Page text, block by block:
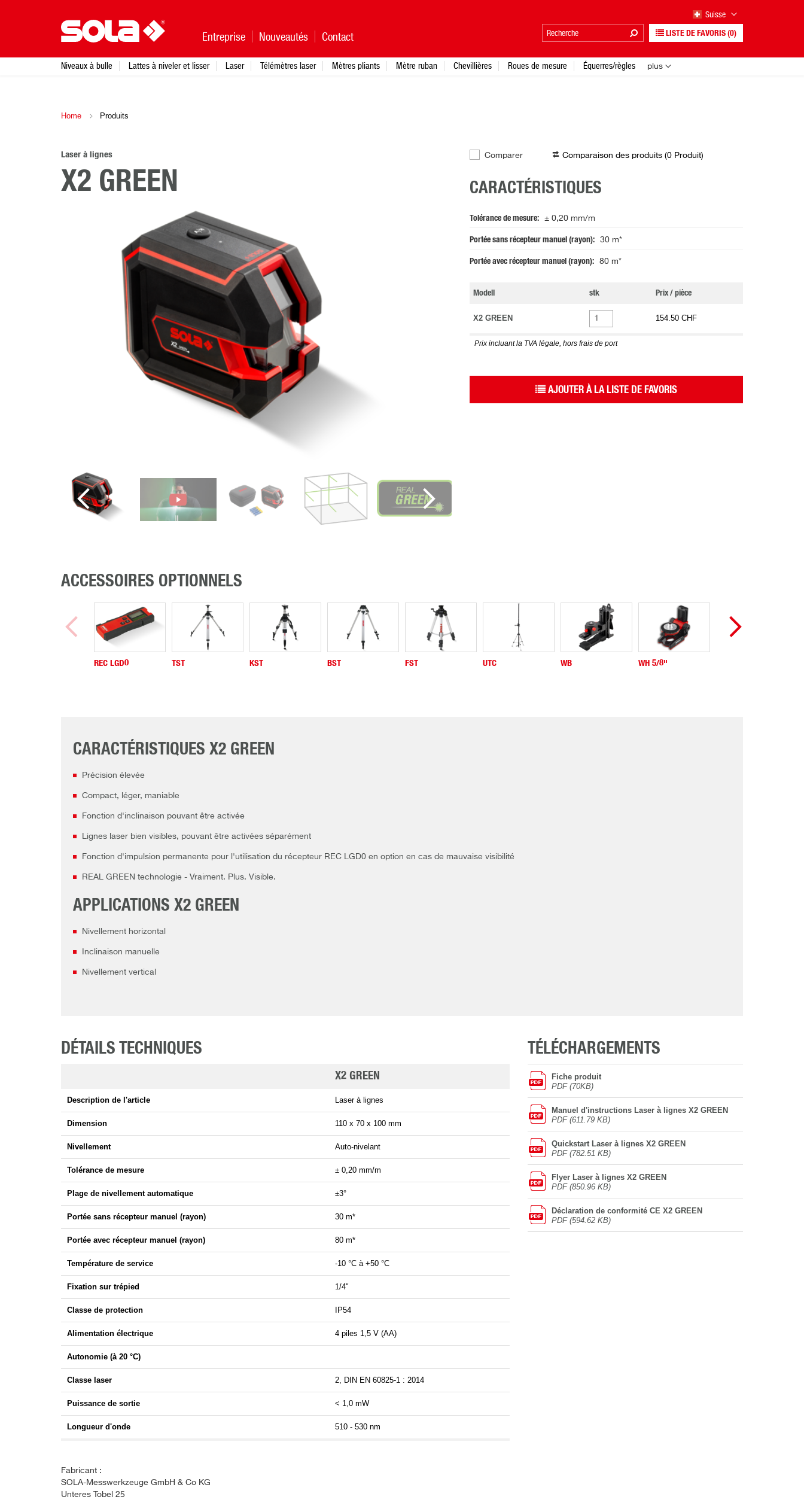
Home Produits
Laser à lignes
X2 GREEN
Comparer Comparaison des produits (0 Produit)
CARACTÉRISTIQUES
Tolérance de mesure ± 0,20 mm/m
Portée sans récepteur manuel (rayon) 30 m*
Portée avec récepteur manuel (rayon) 80 m*
Modell stk Prix / pièce
X2 GREEN 154.50 CHF
Prix incluant la TVA légale, hors frais de port
AJOUTER À LA LISTE DE FAVORIS
ACCESSOIRES OPTIONNELS
REC LGD0 TST KST BST FST UTC WB WH 5/8"
CARACTÉRISTIQUES X2 GREEN
Précision élevée
Compact, léger, maniable
Fonction d'inclinaison pouvant être activée
Lignes laser bien visibles, pouvant être activées séparément
Fonction d'impulsion permanente pour l'utilisation du récepteur REC LGD0 en option en cas de mauvaise visibilité
REAL GREEN technologie - Vraiment. Plus. Visible.
APPLICATIONS X2 GREEN
Nivellement horizontal
Inclinaison manuelle
Nivellement vertical
DÉTAILS TECHNIQUES
X2 GREEN
Description de l'article Laser à lignes
Dimension 110 x 70 x 100 mm
Nivellement Auto-nivelant
Tolérance de mesure ± 0,20 mm/m
Plage de nivellement automatique ±3°
Portée sans récepteur manuel (rayon) 30 m*
Portée avec récepteur manuel (rayon) 80 m*
Température de service -10 °C à +50 °C
Fixation sur trépied 1/4"
Classe de protection IP54
Alimentation électrique 4 piles 1,5 V (AA)
Autonomie (à 20 °C)
Classe laser 2, DIN EN 60825-1 : 2014
Puissance de sortie < 1,0 mW
Longueur d'onde 510 - 530 nm
TÉLÉCHARGEMENTS
Fiche produit
PDF (70KB)
Manuel d'instructions Laser à lignes X2 GREEN
PDF (611.79 KB)
Quickstart Laser à lignes X2 GREEN
PDF (782.51 KB)
Flyer Laser à lignes X2 GREEN
PDF (850.96 KB)
Déclaration de conformité CE X2 GREEN
PDF (594.62 KB)
Fabricant :
SOLA-Messwerkzeuge GmbH & Co KG
Unteres Tobel 25
Entreprise Nouveautés Contact
Suisse
LISTE DE FAVORIS (0)
Niveaux à bulle Lattes à niveler et lisser Laser Télémètres laser Mètres pliants Mètre ruban Chevillières Roues de mesure Équerres/règles plus